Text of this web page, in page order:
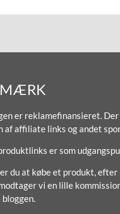
er reklamefinansieret. Der
af affiliate links og andet
er som
du at købe et produkt,
vi en lille